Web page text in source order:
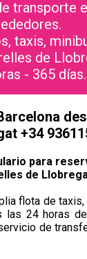
transporte
taxis,
de
- 365 días.
+34
para
de
flota de
las 24 horas
de